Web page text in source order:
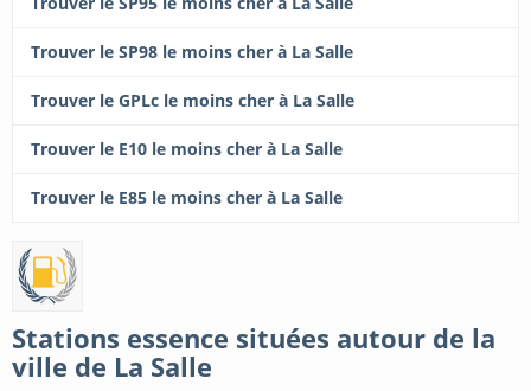
Trouver le SP98 le moins cher à La Salle
Trouver le GPLc le moins cher à La Salle
Trouver le E10 le moins cher à La Salle
Trouver le E85 le moins cher à La Salle
Stations essence situées autour de la
ville de La Salle